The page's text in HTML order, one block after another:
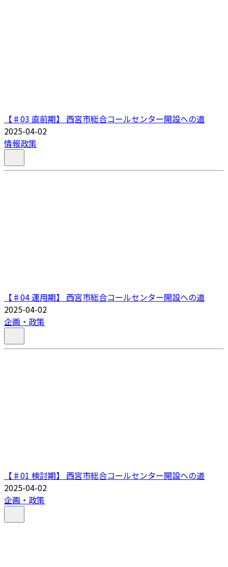
【♯03 直前期】 西宮市総合コールセンター開設への道
2025-04-02
情報政策
【♯04 運用期】 西宮市総合コールセンター開設への道
2025-04-02
企画・政策
【♯01 検討期】 西宮市総合コールセンター開設への道
2025-04-02
企画・政策